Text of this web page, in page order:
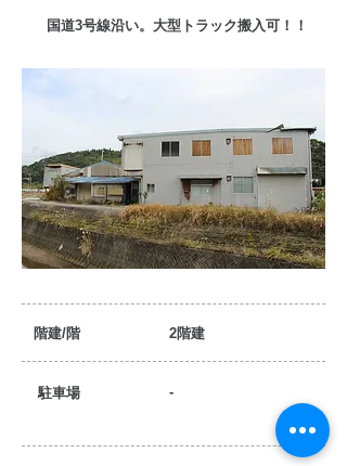
国道3号線沿い。大型トラック搬入可！！
階建/階 2階建
駐車場 -